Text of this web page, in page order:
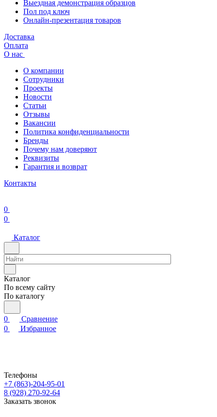
Выездная демонстрация образцов
Пол под ключ
Онлайн-презентация товаров
Доставка
Оплата
О нас
О компании
Сотрудники
Проекты
Новости
Статьи
Отзывы
Вакансии
Политика конфиденциальности
Бренды
Почему нам доверяют
Реквизиты
Гарантия и возврат
Контакты
0
0
Каталог
Каталог
По всему сайту
По каталогу
0
Сравнение
0
Избранное
Телефоны
+7 (863)-204-95-01
8 (928) 270-92-64
Заказать звонок